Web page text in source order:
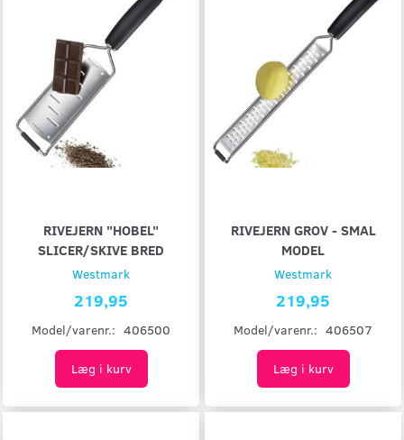
RIVEJERN "HOBEL"
SLICER/SKIVE BRED
Westmark
219,95
Model/varenr.: 406500
Læg i kurv
RIVEJERN GROV - SMAL
MODEL
Westmark
219,95
Model/varenr.: 406507
Læg i kurv